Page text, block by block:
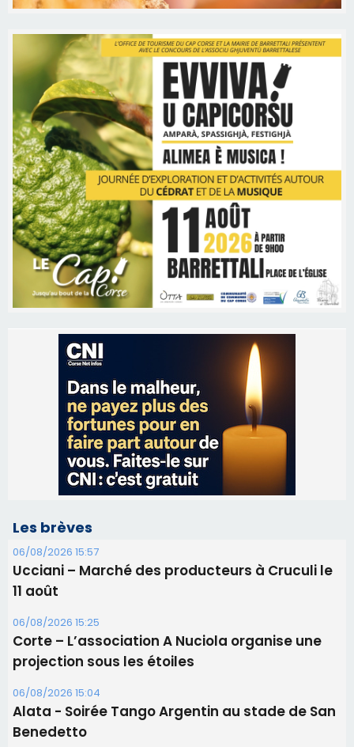
Les brèves
06/08/2026 15:57
Ucciani – Marché des producteurs à Cruculi le
11 août
06/08/2026 15:25
Corte – L’association A Nuciola organise une
projection sous les étoiles
06/08/2026 15:04
Alata - Soirée Tango Argentin au stade de San
Benedetto